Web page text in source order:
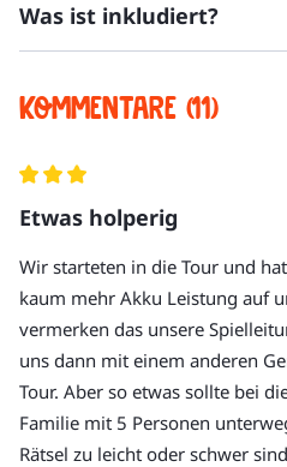
Die Tour hat in der Regel
Die Tour findet bei jedem
an entsprechende
Es können maximal 2
Bitte kommen Sie 5-10
Treffpunkt.
Buchungsbestätigung.
Die Tour endet dort, wo
Unsere Touren sind nicht
Hunde sind nur bei
Wenn Sie Fragen haben,
220 273 10.
Was ist inkludiert?
Outdoor Escape Game
Getränke
Trinkgeld für die
Kommentare (11)
Etwas holperig
Wir starteten in die Tour und
kaum mehr Akku Leistung auf
vermerken das unsere
uns dann mit einem anderen
Tour. Aber so etwas sollte bei
Familie mit 5 Personen
Rätsel zu leicht oder schwer